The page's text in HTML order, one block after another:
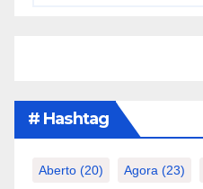
# Hashtag
Aberto (20) Agora (23)